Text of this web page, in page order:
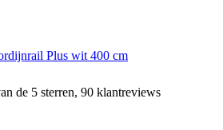
Plus wit 400 cm
de 5 sterren, 90 klantreviews